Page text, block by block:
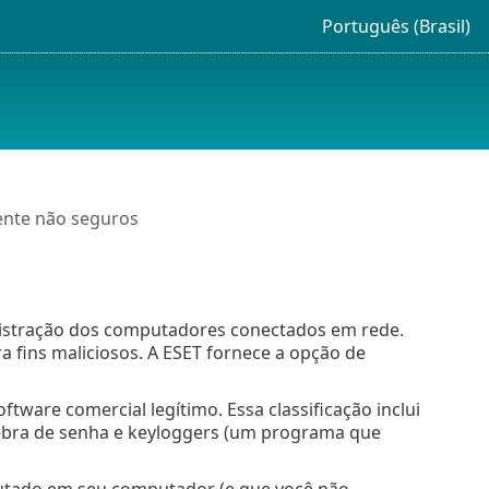
Português (Brasil)
não seguros
dos computadores conectados em rede.
maliciosos. A ESET fornece a opção de
comercial legítimo. Essa classificação inclui
de senha e keyloggers (um programa que